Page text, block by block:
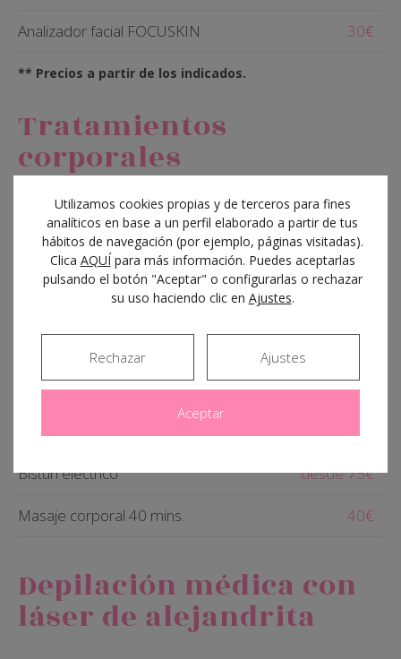
Analizador facial FOCUSKIN 30€
** Precios a partir de los indicados.
Tratamientos
corporales
Velashape II 80€
Indiba 80€
Polinucleótidos corporales 300€/sesión
Asesoramiento dietético 30€
Bisturí eléctrico desde 75€
Masaje corporal 40 mins. 40€
Depilación médica con
láser de alejandrita
Utilizamos cookies propias y de terceros para fines
analíticos en base a un perfil elaborado a partir de tus
hábitos de navegación (por ejemplo, páginas visitadas).
Clica AQUÍpara más información. Puedes aceptarlas
pulsando el botón "Aceptar" o configurarlas o rechazar
su uso haciendo clic en Ajustes.
Aceptar
Rechazar Ajustes